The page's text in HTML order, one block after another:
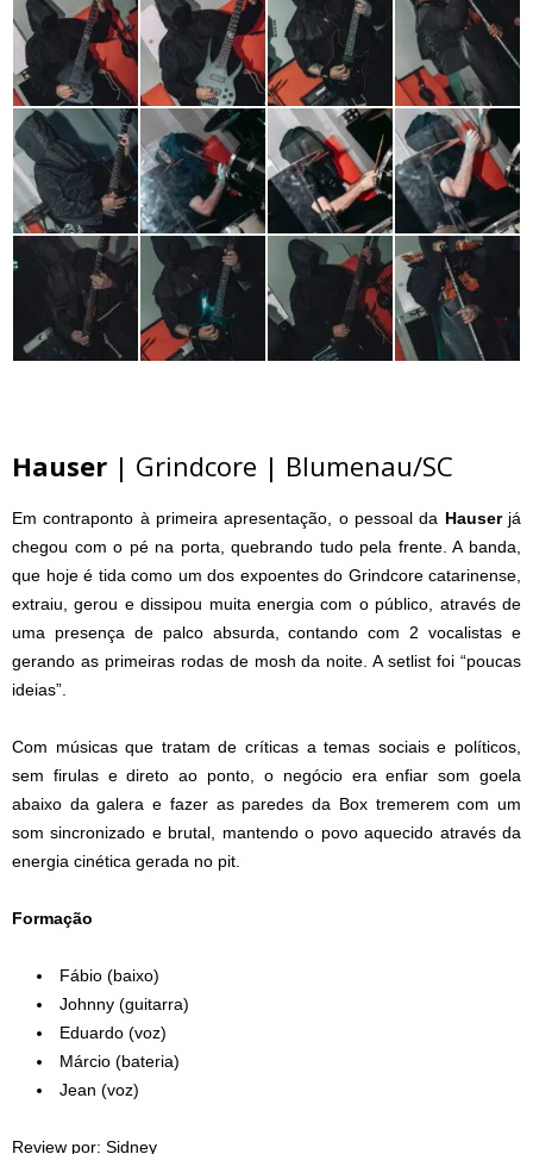
Hauser | Grindcore | Blumenau/SC
Em contraponto à primeira apresentação, o pessoal da Hauserjá
chegou com o pé na porta, quebrando tudo pela frente. A banda,
que hoje é tida como um dos expoentes do Grindcore catarinense,
extraiu, gerou e dissipou muita energia com o público, através de
uma presença de palco absurda, contando com 2 vocalistas e
gerando as primeiras rodas de mosh da noite. A setlist foi “poucas
ideias”.
Com músicas que tratam de críticas a temas sociais e políticos,
sem firulas e direto ao ponto, o negócio era enfiar som goela
abaixo da galera e fazer as paredes da Box tremerem com um
som sincronizado e brutal, mantendo o povo aquecido através da
energia cinética gerada no pit.
Formação
Fábio (baixo)
Johnny (guitarra)
Eduardo (voz)
Márcio (bateria)
Jean (voz)
Review por: Sidney